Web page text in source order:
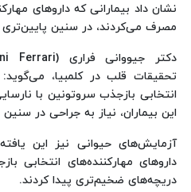
نشان داد بیمارانی که داروهای
مصرف می‌کردند، در سنین پایین‌تری
تحقیقات قلب در کلمبیا،
انتخابی بازجذب سروتونین با
این بیماران، نیاز به جراحی در
آزمایش‌های حیوانی نیز این
داروهای مهارکننده‌های انتخابی
دریچه‌های ضخیم‌تری پیدا کردند.